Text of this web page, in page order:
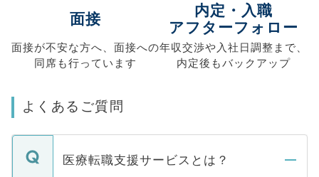
面接
面接が不安な方へ、 面接への
同席も行っています
内定・入職
アフターフォロー
年収交渉や入社日調整まで、
内定後もバックアップ
よくあるご質問
医療転職支援サービスとは？